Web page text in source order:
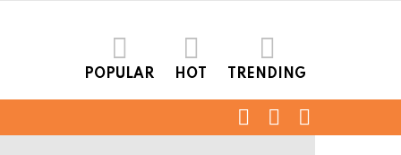
POPULAR HOT TRENDING
FOLLOWSEARCH